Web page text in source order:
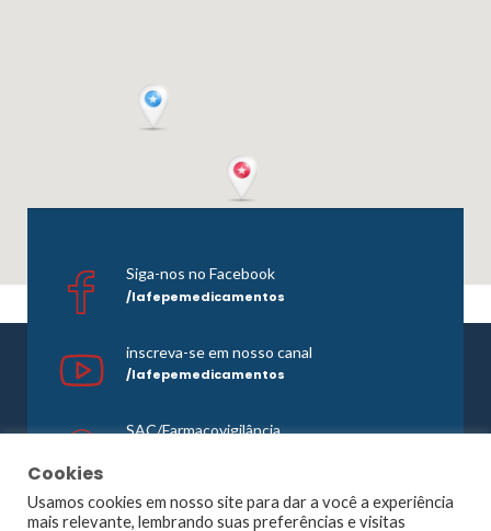
Siga-nos no Facebook
/lafepemedicamentos
inscreva-se em nosso canal
/lafepemedicamentos
SAC/Farmacovigilância
Cookies
Usamos cookies em nosso site para dar a você a experiência
mais relevante, lembrando suas preferências e visitas